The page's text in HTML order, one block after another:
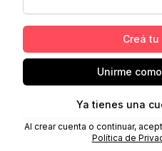
Creá
Unirme
Ya tienes una
Al crear cuenta o continuar,
Política de